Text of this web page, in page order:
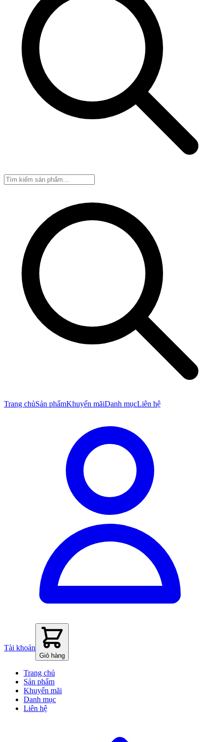
Trang chủSản phẩmKhuyến mãiDanh mụcLiên hệ
Tài khoản
Giỏ hàng
Trang chủ
Sản phẩm
Khuyến mãi
Danh mục
Liên hệ